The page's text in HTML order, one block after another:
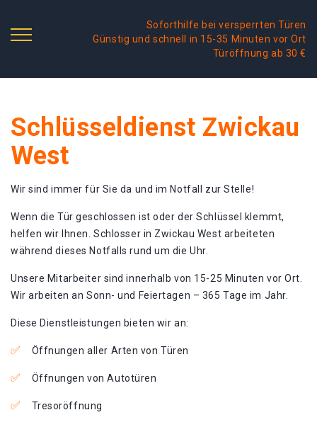
Soforthilfe bei versperrten Türen
Günstig und schnell in 15-35 Minuten vor Ort
Türöffnung ab 30 €
Schlüsseldienst Zwickau
West
Wir sind immer für Sie da und im Notfall zur Stelle!
Wenn die Tür geschlossen ist oder der Schlüssel klemmt,
helfen wir Ihnen. Schlosser in Zwickau West arbeiteten
während dieses Notfalls rund um die Uhr.
Unsere Mitarbeiter sind innerhalb von 15-25 Minuten vor Ort.
Wir arbeiten an Sonn- und Feiertagen – 365 Tage im Jahr.
Diese Dienstleistungen bieten wir an:
Öffnungen aller Arten von Türen
Öffnungen von Autotüren
Tresoröffnung